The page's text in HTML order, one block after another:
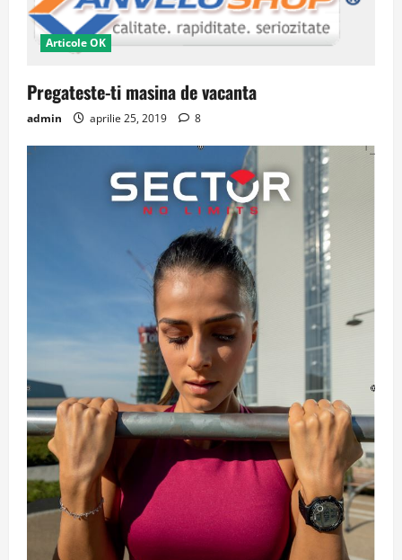
Articole OK
Pregateste-ti masina de vacanta
admin aprilie 25, 2019 8